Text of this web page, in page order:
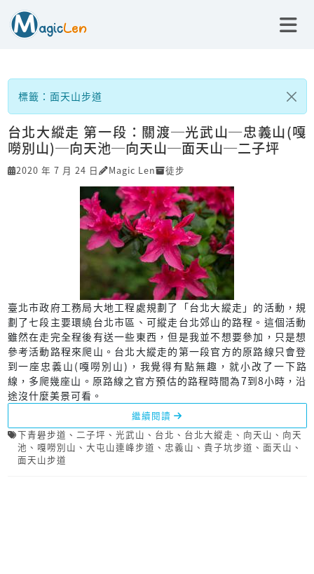
標籤：面天山步道
台北大縱走 第一段：關渡─光武山─忠義山(嘎
嘮別山)─向天池─向天山─面天山─二子坪
2020 年 7 月 24 日 Magic Len 徒步
臺北市政府工務局大地工程處規劃了「台北大縱走」的活動，規
劃了七段主要環繞台北市區、可縱走台北郊山的路程。這個活動
雖然在走完全程後有送一些東西，但是我並不想要參加，只是想
參考活動路程來爬山。台北大縱走的第一段官方的原路線只會登
到一座忠義山(嘎嘮別山)，我覺得有點無趣，就小改了一下路
線，多爬幾座山。原路線之官方預估的路程時間為7到8小時，沿
途沒什麼美景可看。
繼續閱讀
下青礐步道 、 二子坪 、 光武山 、 台北 、 台北大縱走 、 向天山 、 向天
池 、 嘎嘮別山 、 大屯山連峰步道 、 忠義山 、 貴子坑步道 、 面天山 、
面天山步道